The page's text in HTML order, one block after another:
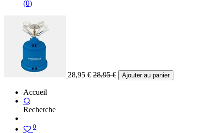
(0)
28,95 € 28,95€ Ajouter au panier
Accueil
Recherche
0